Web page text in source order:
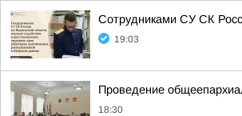
Сотрудниками СУ СК
19:03
Проведение
18:30